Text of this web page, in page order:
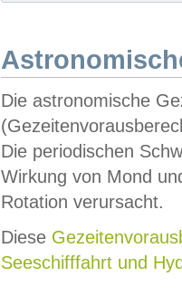
Die astronomische
Die periodischen
Wirkung von Mond
Rotation verursacht.
Diese
Seeschifffahrt und